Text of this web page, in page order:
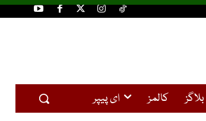
بلاگز کالمز ای پیپر